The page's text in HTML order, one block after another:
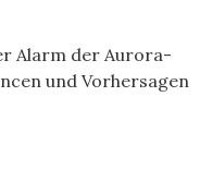
Alarm der Aurora-
und Vorhersagen